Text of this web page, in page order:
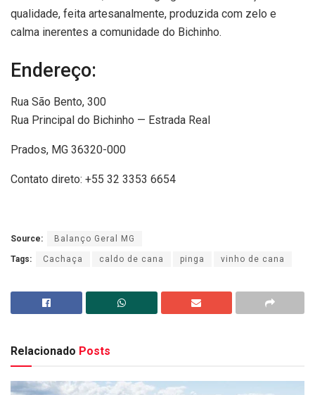
qualidade, feita artesanalmente, produzida com zelo e
calma inerentes a comunidade do Bichinho.
Endereço:
Rua São Bento, 300
Rua Principal do Bichinho — Estrada Real
Prados, MG 36320-000
Contato direto: +55 32 3353 6654
Source: Balanço Geral MG
Tags: Cachaça caldo de cana pinga vinho de cana
Relacionado Posts